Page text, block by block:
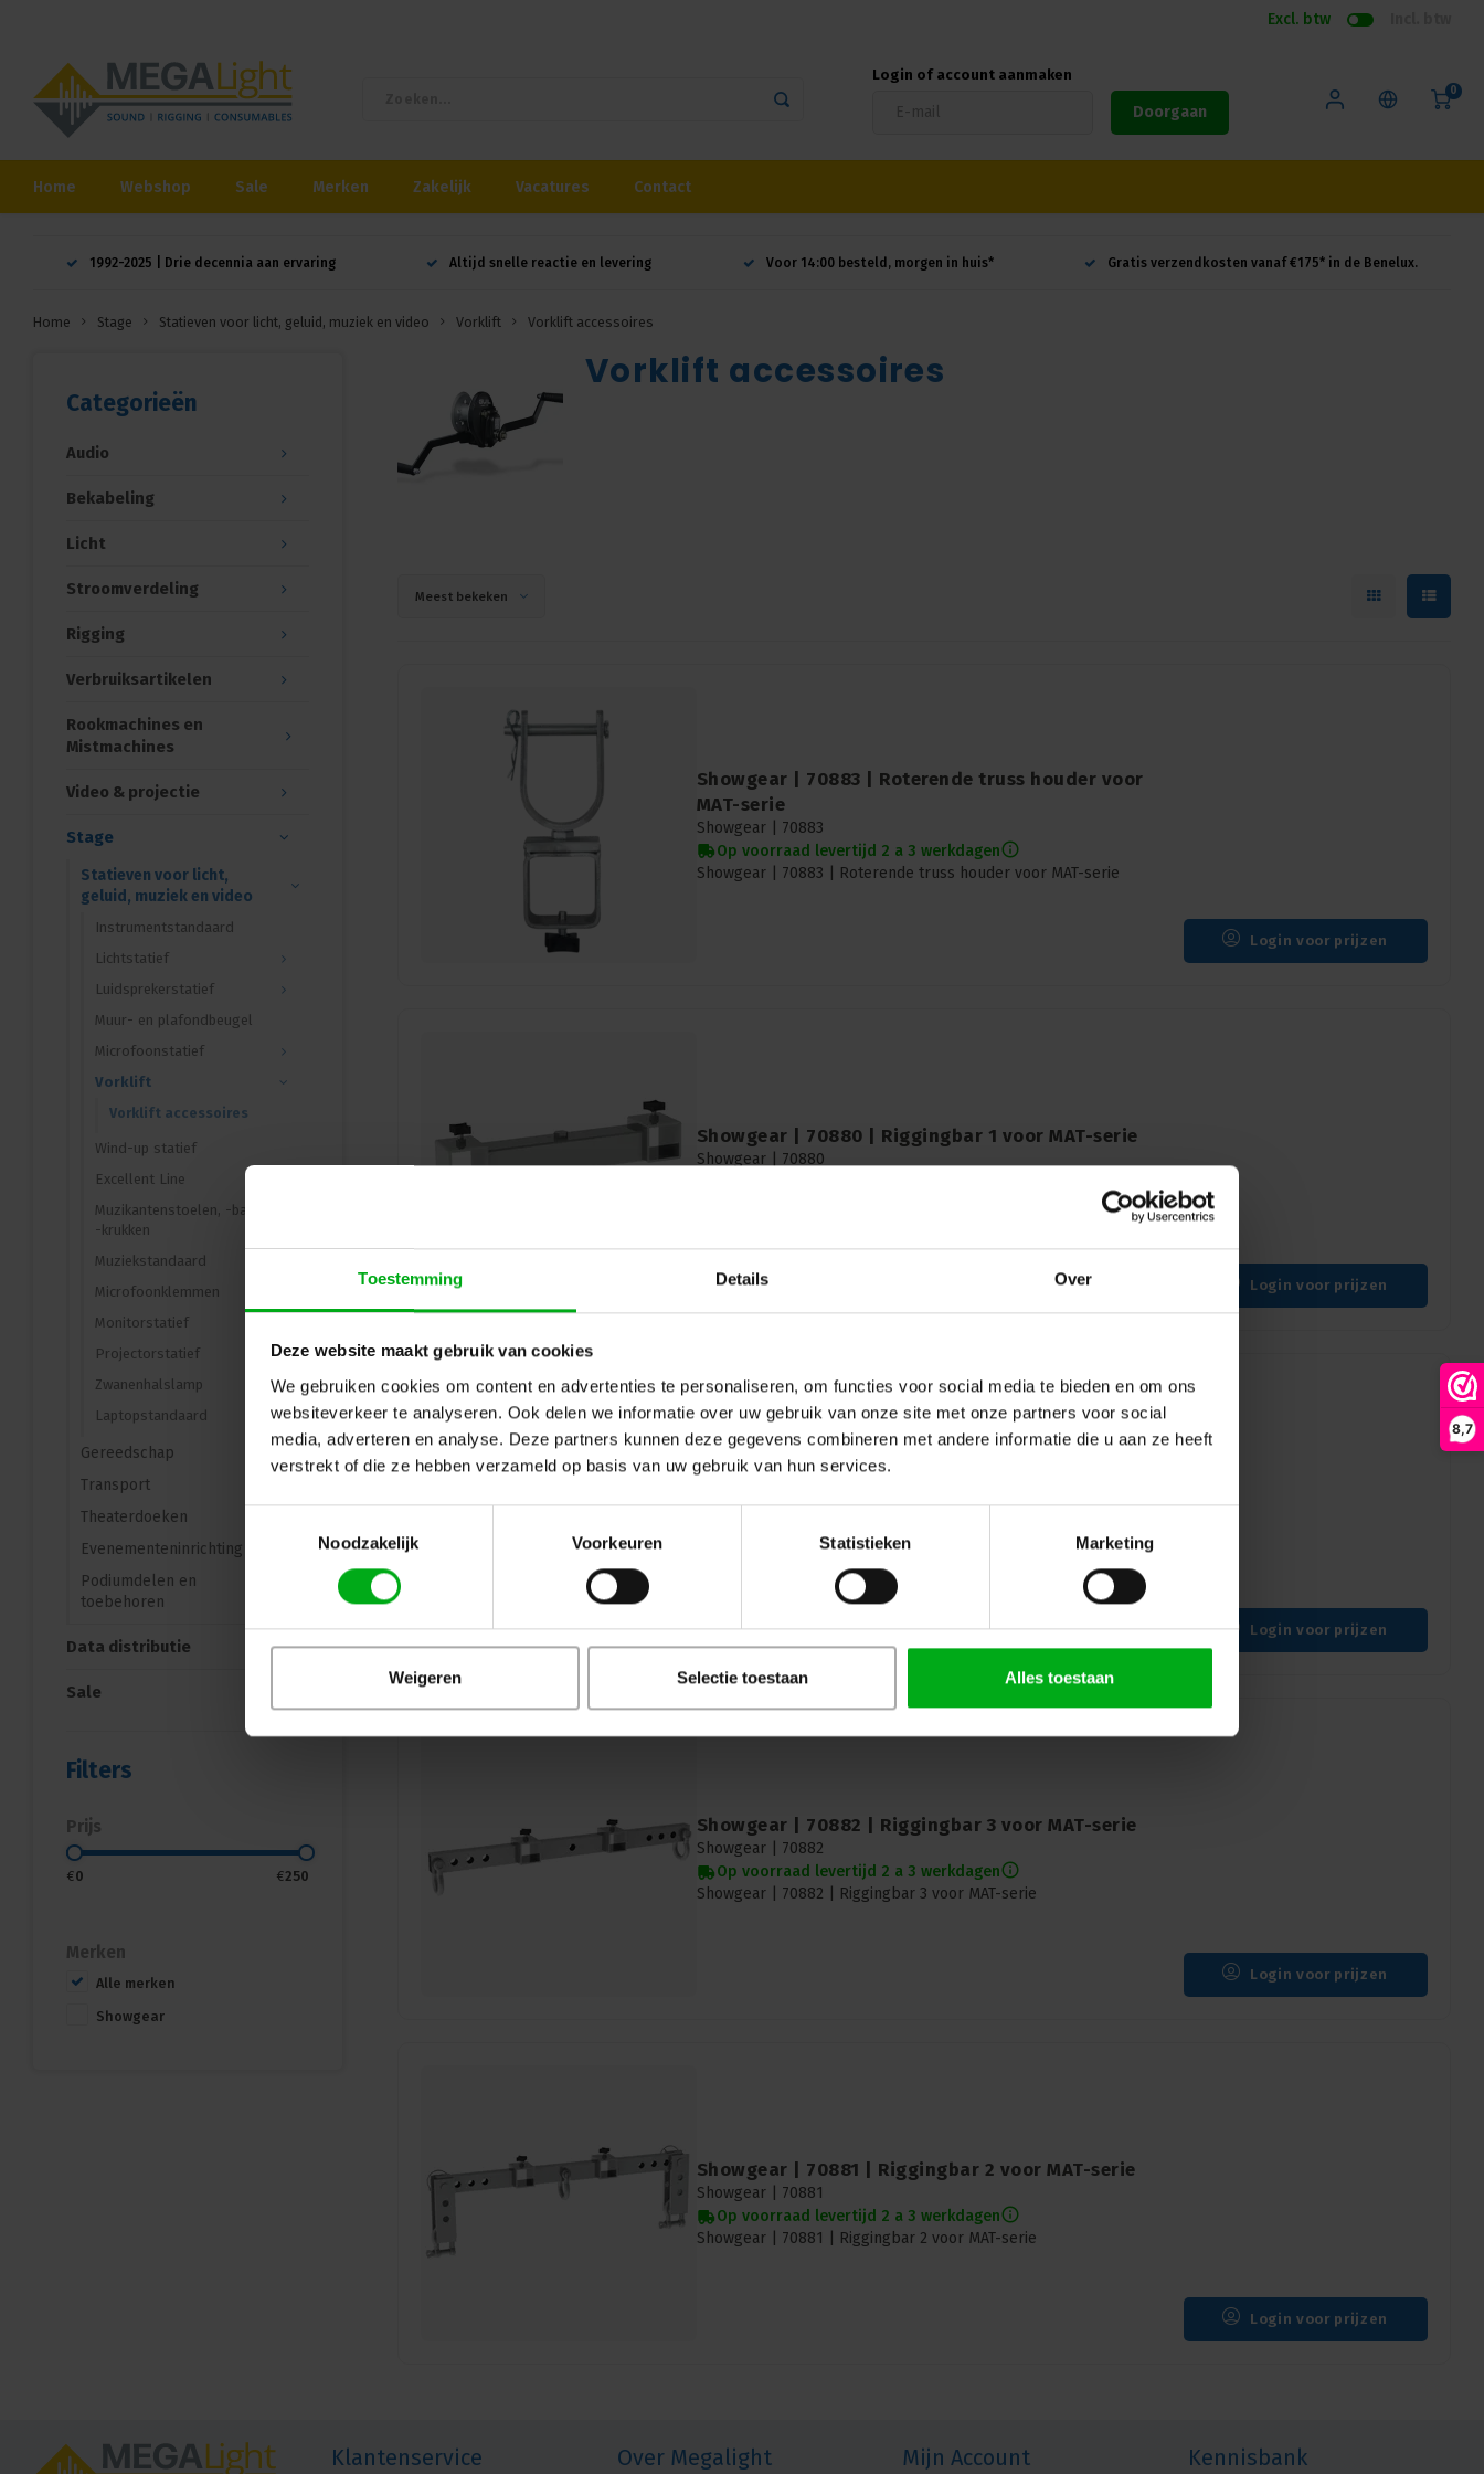
Toestemming Details Over
Deze website maakt gebruik van cookies
We gebruiken cookies om content en advertenties te personaliseren, om functies voor social media te bieden en om ons
websiteverkeer te analyseren. Ook delen we informatie over uw gebruik van onze site met onze partners voor social
media, adverteren en analyse. Deze partners kunnen deze gegevens combineren met andere informatie die u aan ze heeft
verstrekt of die ze hebben verzameld op basis van uw gebruik van hun services.
Noodzakelijk
Voorkeuren Statistieken Marketing
Weigeren Selectie toestaan Alles toestaan
8,7
Excl. btw
Login of account aanmaken
Doorgaan
0
Home Webshop Sale Merken Zakelijk Vacatures Contact
1992-2025 | Drie decennia aan ervaring Altijd snelle reactie en levering Voor 14:00 besteld, morgen in huis* Gratis verzendkosten vanaf €175* in de Benelux.
Home Stage Statieven voor licht, geluid, muziek en video Vorklift Vorklift accessoires
Categorieën
Audio
Bekabeling
Licht
Stroomverdeling
Rigging
Verbruiksartikelen
Rookmachines en
Mistmachines
Video & projectie
Stage
Statieven voor licht,
geluid, muziek en video
Instrumentstandaard
Lichtstatief
Luidsprekerstatief
Muur- en plafondbeugel
Microfoonstatief
Vorklift
Vorklift accessoires
Wind-up statief
Excellent Line
Muzikantenstoelen, -bankjes en
-krukken
Muziekstandaard
Microfoonklemmen
Monitorstatief
Projectorstatief
Zwanenhalslamp
Laptopstandaard
Gereedschap
Transport
Theaterdoeken
Evenementeninrichting
Podiumdelen en
toebehoren
Data distributie
Sale
Filters
Prijs
€0 €250
Merken
Alle merken
Showgear
Vorklift accessoires
Meest bekeken
Showgear | 70883 | Roterende truss houder voor
MAT-serie
Showgear | 70883
Op voorraad levertijd 2 a 3 werkdagen
Showgear | 70883 | Roterende truss houder voor MAT-serie
Login voor prijzen
Showgear | 70880 | Riggingbar 1 voor MAT-serie
Showgear | 70880
Login voor prijzen
Showgear | 70806 | TA-30 | Truss Adapter
Verstelbaar voor MT/LT series
Showgear |70806
Showgear | 70806 | TA-30 Truss Adapter Verstelbaar voor MT/LT
Login voor prijzen
Showgear | 70882 | Riggingbar 3 voor MAT-serie
Showgear | 70882
Op voorraad levertijd 2 a 3 werkdagen
Showgear | 70882 | Riggingbar 3 voor MAT-serie
Login voor prijzen
Showgear | 70881 | Riggingbar 2 voor MAT-serie
Showgear | 70881
Op voorraad levertijd 2 a 3 werkdagen
Showgear | 70881 | Riggingbar 2 voor MAT-serie
Login voor prijzen
Klantenservice Over Megalight Mijn Account Kennisbank